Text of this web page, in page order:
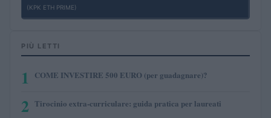
(KPK ETH PRIME)
PIÙ LETTI
1 COME INVESTIRE 500 EURO (per guadagnare)?
2 Tirocinio extra-curriculare: guida pratica per laureati